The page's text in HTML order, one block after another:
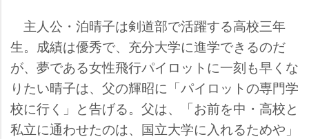
主人公・泊晴子は剣道部で活躍する高校三年
生。成績は優秀で、充分大学に進学できるのだ
が、夢である女性飛行パイロットに一刻も早くな
りたい晴子は、父の輝昭に「パイロットの専門学
校に行く」と告げる。父は、「お前を中・高校と
私立に通わせたのは、国立大学に入れるためや」